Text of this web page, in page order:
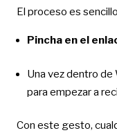
El proceso es
Pincha en el
Una vez dentro de
para empezar a
Con este gesto,